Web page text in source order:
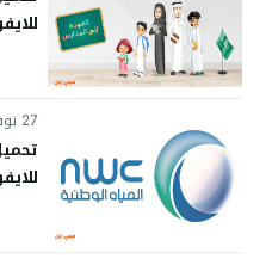
27 نوفمبر 2021